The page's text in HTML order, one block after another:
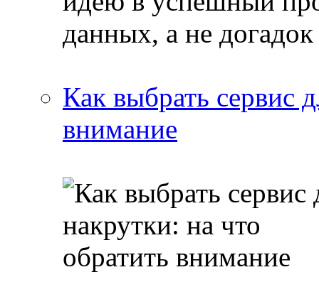
Как выбрать сервис
внимание